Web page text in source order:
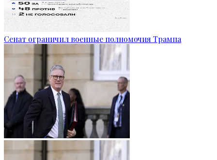
Сенат ограничил военные полномочия Трампа